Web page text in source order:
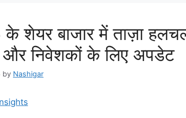
शेयर बाजार में ताज़ा
निवेशकों के लिए अपडेट
by Nashigar